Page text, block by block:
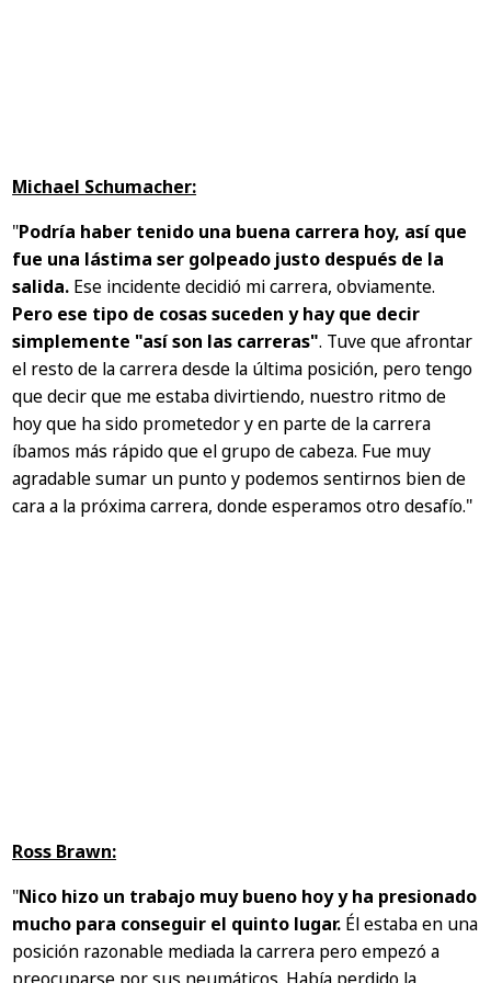
Michael Schumacher:
"Podría haber tenido una buena carrera hoy, así que
fue una lástima ser golpeado justo después de la
salida. Ese incidente decidió mi carrera, obviamente.
Pero ese tipo de cosas suceden y hay que decir
simplemente "así son las carreras". Tuve que afrontar
el resto de la carrera desde la última posición, pero tengo
que decir que me estaba divirtiendo, nuestro ritmo de
hoy que ha sido prometedor y en parte de la carrera
íbamos más rápido que el grupo de cabeza. Fue muy
agradable sumar un punto y podemos sentirnos bien de
cara a la próxima carrera, donde esperamos otro desafío."
Ross Brawn:
"Nico hizo un trabajo muy bueno hoy y ha presionado
mucho para conseguir el quinto lugar. Él estaba en una
posición razonable mediada la carrera pero empezó a